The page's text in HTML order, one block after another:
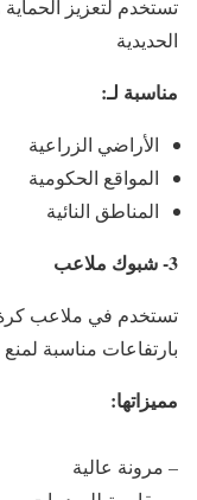
تستخدم لتعزيز
الحديدية
مناسبة لـ:
الأراضي الزراعية
المواقع الحكومية
المناطق النائية
3- شبوك ملاعب
تستخدم في ملاعب كرة
بارتفاعات مناسبة
مميزاتها:
– مرونة عالية